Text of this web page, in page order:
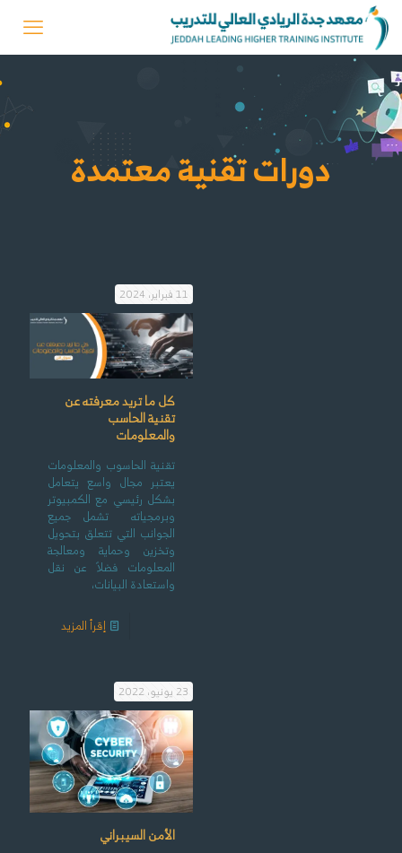
دورات تقنية معتمدة
11 فبراير، 2024
كل ما تريد معرفته عن
تقنية الحاسب
والمعلومات
تقنية الحاسوب والمعلومات
يعتبر مجال واسع يتعامل
بشكل رئيسي مع الكمبيوتر
وبرمجياته تشمل جميع
الجوانب التي تتعلق بتحويل
وتخزين وحماية ومعالجة
المعلومات فضلاً عن نقل
واستعادة البيانات،
إقرأ المزيد
23 يونيو، 2022
الأمن السيبراني